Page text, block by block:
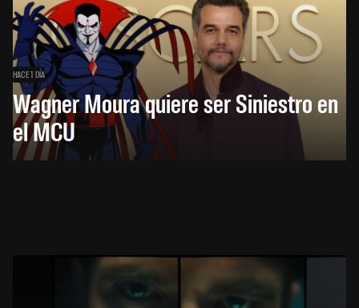
HACE 1 DÍA
Wagner Moura quiere ser Siniestro en
el MCU